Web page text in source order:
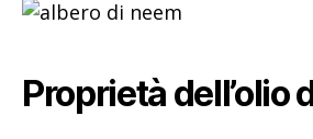
Proprietà dell’olio